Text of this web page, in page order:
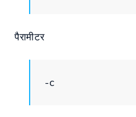
पैरामीटर
-c